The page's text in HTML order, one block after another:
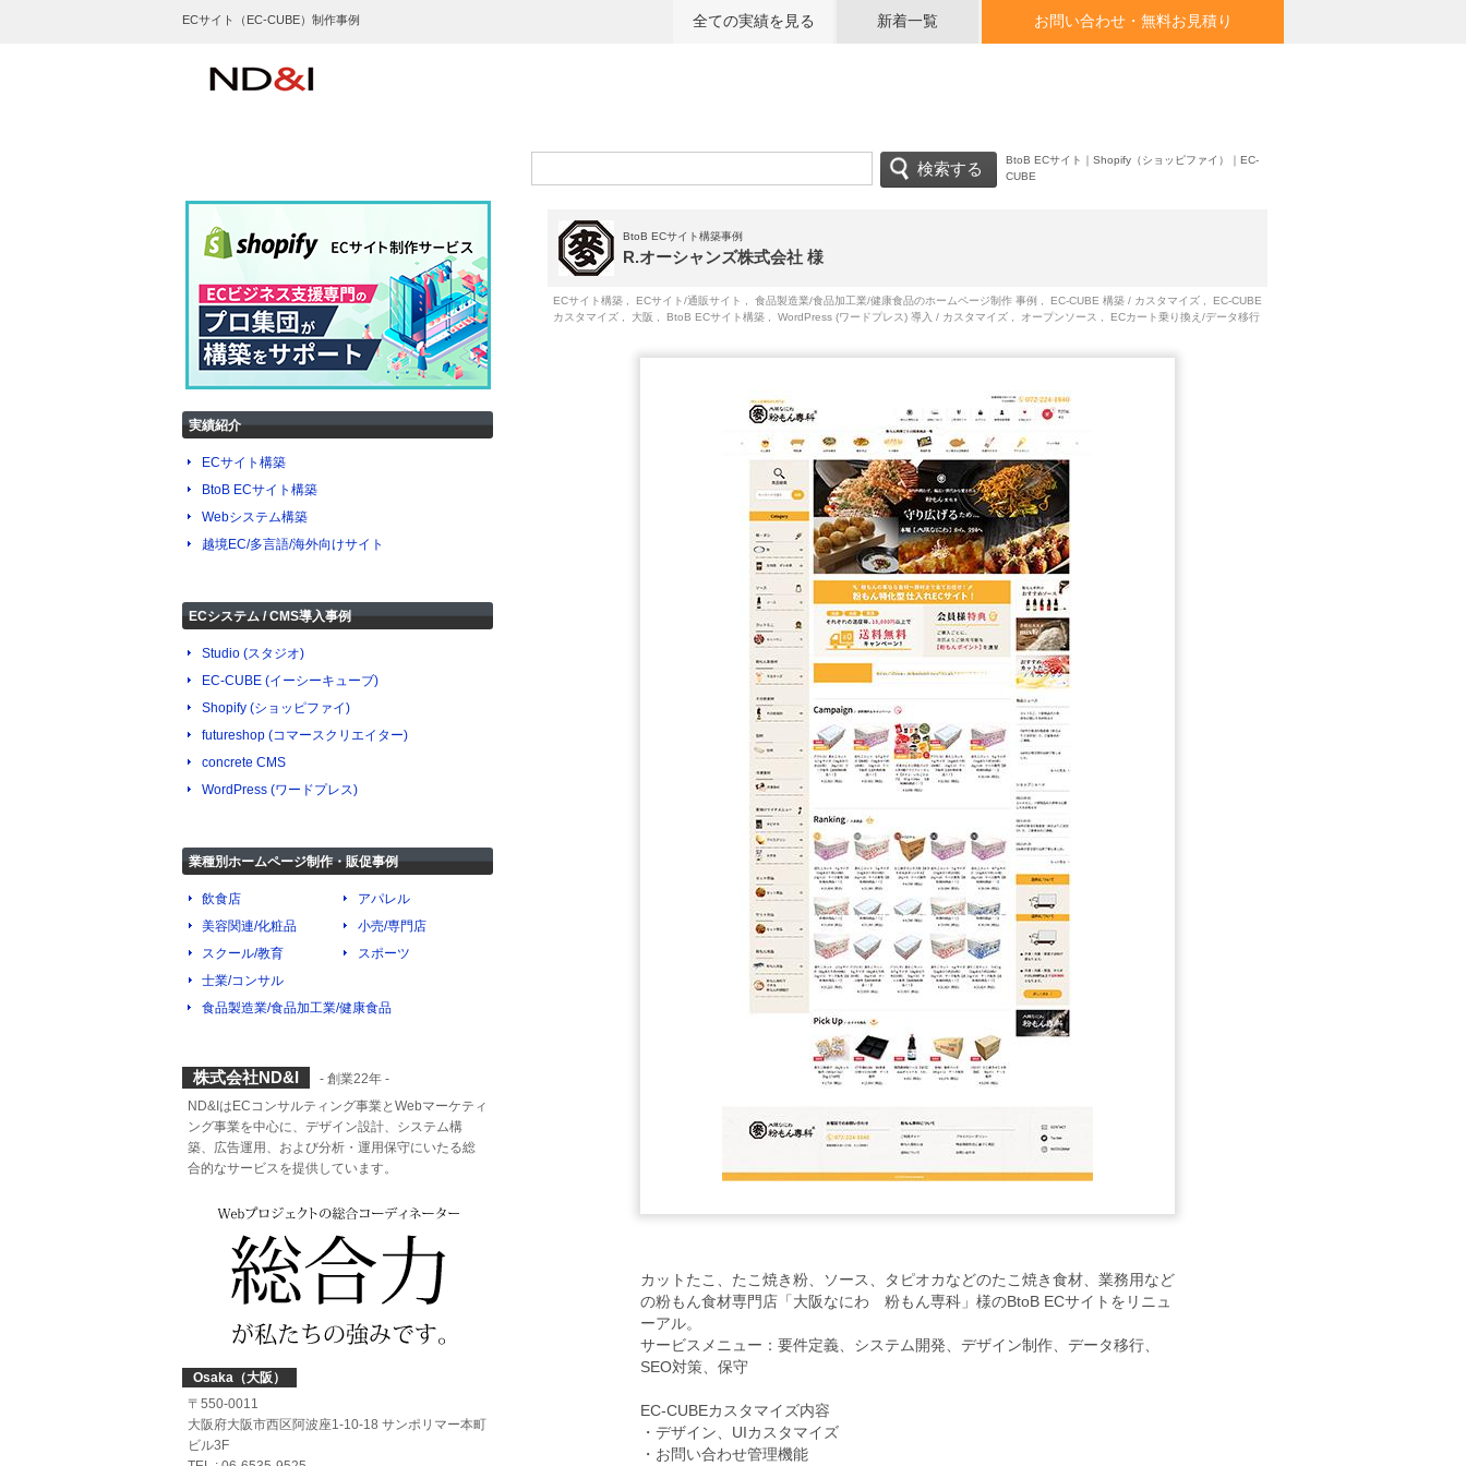
ECサイト（EC-CUBE）制作事例 お問い合わせ・無料お見積り
新着一覧
全ての実績を見る
BtoB ECサイト ｜ Shopify（ショッピファイ） ｜ EC-
CUBE
BtoB ECサイト構築事例
R.オーシャンズ株式会社 様
ECサイト構築 ECサイト/通販サイト 食品製造業/食品加工業/健康食品のホームページ制作 事例 EC-CUBE 構築 / カスタマイズ
EC-CUBE
カスタマイズ
大阪 BtoB ECサイト構築 WordPress (ワードプレス) 導入 / カスタマイズ オープンソース ECカート乗り換え/データ移行
カットたこ、たこ焼き粉、ソース、タピオカなどのたこ焼き食材、業務用など
の粉もん食材専門店「大阪なにわ 粉もん専科」様のBtoB ECサイトをリニュ
ーアル。
サービスメニュー：要件定義、システム開発、デザイン制作、データ移行、
SEO対策、保守
EC-CUBEカスタマイズ内容
・デザイン、UIカスタマイズ
・お問い合わせ管理機能
実績紹介
ECサイト構築
BtoB ECサイト構築
Webシステム構築
越境EC/多言語/海外向けサイト
ECシステム / CMS導入事例
Studio (スタジオ)
EC-CUBE (イーシーキューブ)
Shopify (ショッピファイ)
futureshop (コマースクリエイター)
concrete CMS
WordPress (ワードプレス)
業種別ホームページ制作・販促事例
飲食店
アパレル
美容関連/化粧品
小売/専門店
スクール/教育
スポーツ
士業/コンサル
食品製造業/食品加工業/健康食品
株式会社ND&I - 創業22年 -
ND&IはECコンサルティング事業とWebマーケティ
ング事業を中心に、デザイン設計、システム構
築、広告運用、および分析・運用保守にいたる総
合的なサービスを提供しています。
Osaka（大阪）
〒550-0011
大阪府大阪市西区阿波座1-10-18 サンポリマー本町
ビル3F